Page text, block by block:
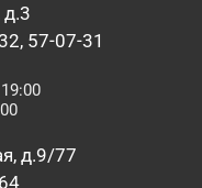
57-07-31
д.9/77